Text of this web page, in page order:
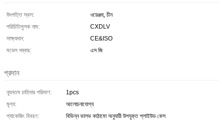
উৎপত্তি স্থল:
ওয়েঞ্জহু, চীন
পরিচিতিমুলক নাম:
CXDLV
সাক্ষ্যদান:
CE&ISO
মডেল নম্বার:
এস জি
প্রদান
ন্যূনতম চাহিদার পরিমাণ:
1pcs
মূল্য:
আলোচনাযোগ্য
প্যাকেজিং বিবরণ:
বিভিন্ন ভালভ কাঠামো অনুযায়ী উপযুক্ত প্লাইউড কেস